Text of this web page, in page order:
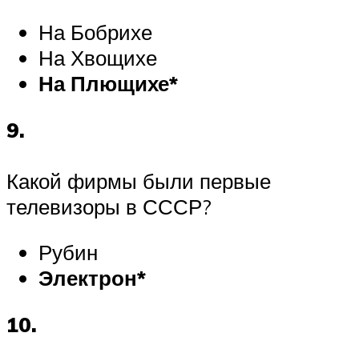
На Бобрихе
На Хвощихе
На Плющихе*
9.
Какой фирмы были первые
телевизоры в СССР?
Рубин
Электрон*
10.